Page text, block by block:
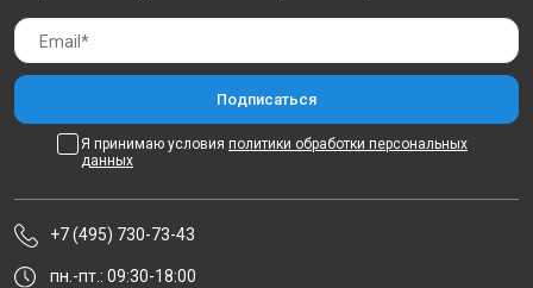
Я принимаю условия политики обработки персональных
данных
+7 (495) 730-73-43
пн.-пт.: 09:30-18:00